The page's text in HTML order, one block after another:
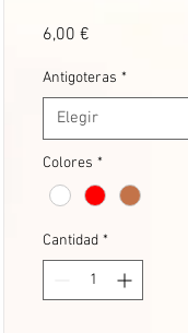
6,00 €
Antigoteras *
Elegir
Colores *
Cantidad *